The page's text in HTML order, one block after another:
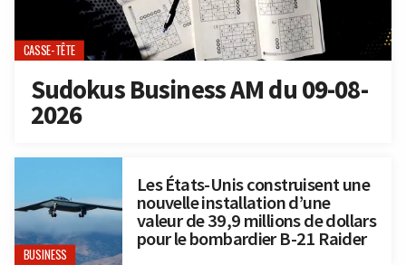
CASSE-TÊTE
Sudokus Business AM du 09-08-
2026
BUSINESS
Les États-Unis construisent une
nouvelle installation d’une
valeur de 39,9 millions de dollars
pour le bombardier B-21 Raider